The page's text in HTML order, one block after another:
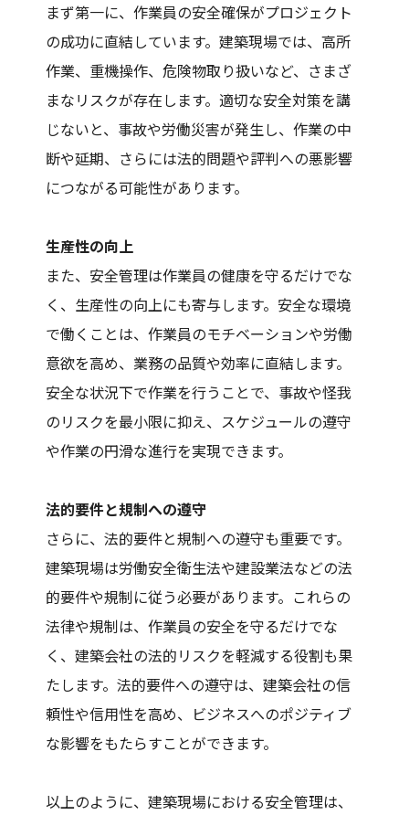
まず第一に、作業員の安全確保がプロジェクト
の成功に直結しています。建築現場では、高所
作業、重機操作、危険物取り扱いなど、さまざ
まなリスクが存在します。適切な安全対策を講
じないと、事故や労働災害が発生し、作業の中
断や延期、さらには法的問題や評判への悪影響
につながる可能性があります。
生産性の向上
また、安全管理は作業員の健康を守るだけでな
く、生産性の向上にも寄与します。安全な環境
で働くことは、作業員のモチベーションや労働
意欲を高め、業務の品質や効率に直結します。
安全な状況下で作業を行うことで、事故や怪我
のリスクを最小限に抑え、スケジュールの遵守
や作業の円滑な進行を実現できます。
法的要件と規制への遵守
さらに、法的要件と規制への遵守も重要です。
建築現場は労働安全衛生法や建設業法などの法
的要件や規制に従う必要があります。これらの
法律や規制は、作業員の安全を守るだけでな
く、建築会社の法的リスクを軽減する役割も果
たします。法的要件への遵守は、建築会社の信
頼性や信用性を高め、ビジネスへのポジティブ
な影響をもたらすことができます。
以上のように、建築現場における安全管理は、